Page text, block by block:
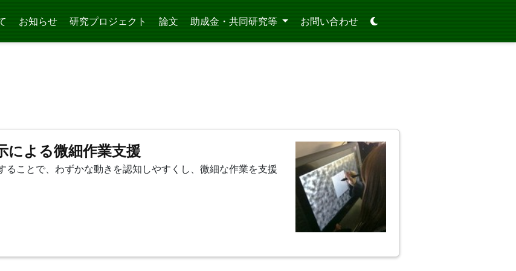
お知らせ 研究プロジェクト 論文 助成金・共同研究等 お問い合わせ
による微細作業支援
ることで、わずかな動きを認知しやすくし、微細な作業を支援